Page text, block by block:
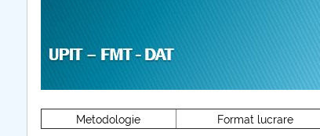
Metodologie Format lucrare